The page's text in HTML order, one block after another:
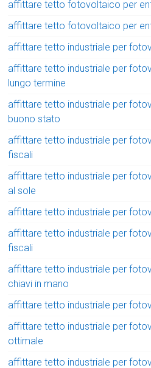
affittare tetto fotovoltaico per
affittare tetto fotovoltaico per
affittare tetto industriale per
affittare tetto industriale per
lungo termine
affittare tetto industriale per
buono stato
affittare tetto industriale per
fiscali
affittare tetto industriale per
al sole
affittare tetto industriale per
affittare tetto industriale per
fiscali
affittare tetto industriale per
chiavi in mano
affittare tetto industriale per
affittare tetto industriale per
ottimale
affittare tetto industriale per